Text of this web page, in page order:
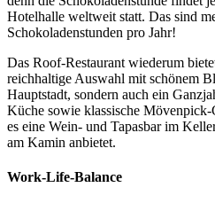
Hotelhalle weltweit statt. Das sind
Schokoladenstunden pro Jahr!
Das Roof-Restaurant wiederum
reichhaltige Auswahl mit schönem
Hauptstadt, sondern auch ein
Küche sowie klassische
es eine Wein- und Tapasbar im
am Kamin anbietet.
Work-Life-Balance